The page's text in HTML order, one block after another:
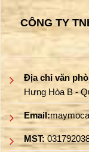
CÔNG TY
Địa chỉ văn
Hưng Hòa B -
Email:
MST: